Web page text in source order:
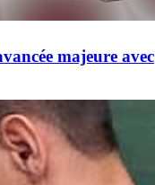
majeure avec